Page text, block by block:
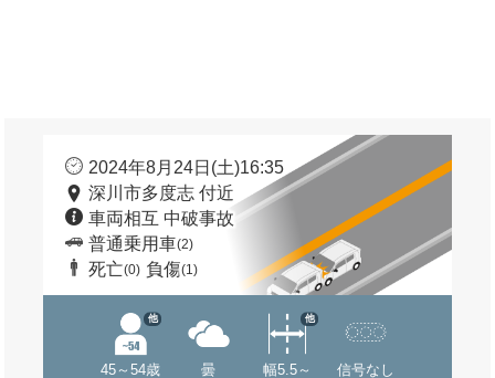
2024年8月24日(土)16:35
深川市多度志 付近
車両相互 中破事故
普通乗用車(2)
死亡(0) 負傷(1)
45～54歳
他
曇
幅5.5～
他
信号なし